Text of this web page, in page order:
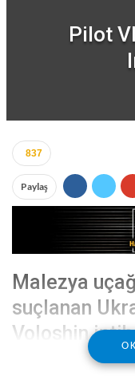
Pilot
837
Paylaş
Malezya
suçlanan
Voloshin
Ukrayna polis